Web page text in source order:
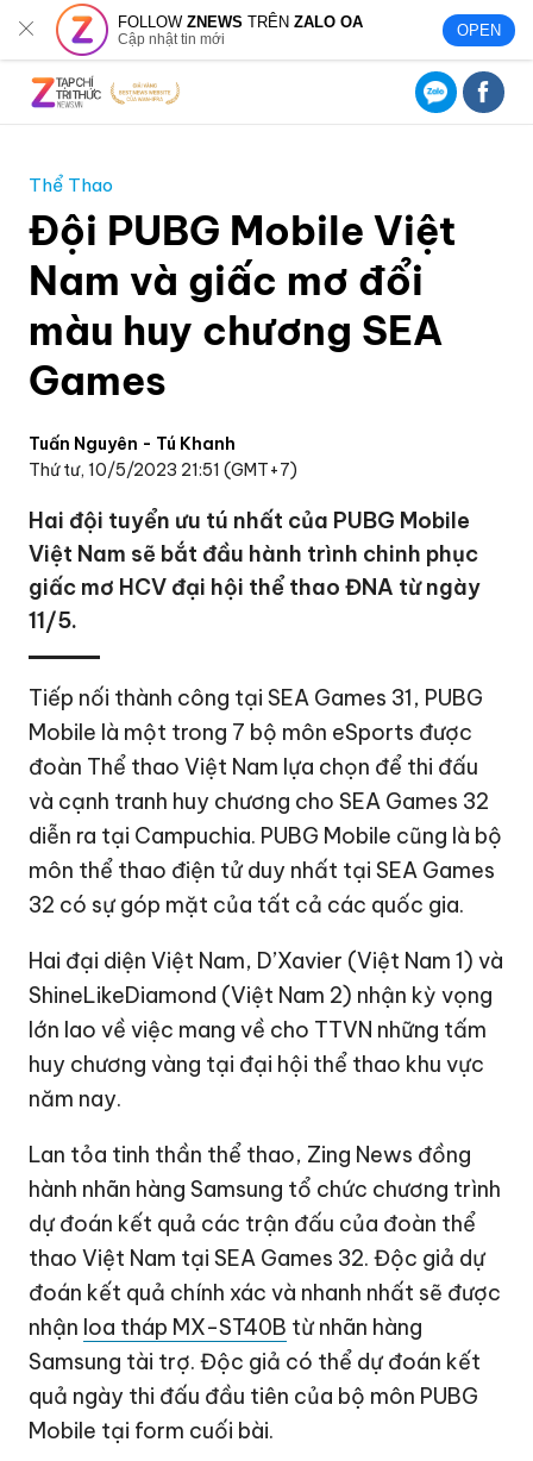
FOLLOWZNEWS TRÊNZALO OA
Cập nhật tin mới OPEN
Thể Thao
Đội PUBG Mobile Việt
Nam và giấc mơ đổi
màu huy chương SEA
Games
Tuấn Nguyên - Tú Khanh
Thứ tư, 10/5/2023 21:51 (GMT+7)
Hai đội tuyển ưu tú nhất của PUBG Mobile
Việt Nam sẽ bắt đầu hành trình chinh phục
giấc mơ HCV đại hội thể thao ĐNA từ ngày
11/5.
Tiếp nối thành công tại SEA Games 31, PUBG
Mobile là một trong 7 bộ môn eSports được
đoàn Thể thao Việt Nam lựa chọn để thi đấu
và cạnh tranh huy chương cho SEA Games 32
diễn ra tại Campuchia. PUBG Mobile cũng là bộ
môn thể thao điện tử duy nhất tại SEA Games
32 có sự góp mặt của tất cả các quốc gia.
Hai đại diện Việt Nam, D’Xavier (Việt Nam 1) và
ShineLikeDiamond (Việt Nam 2) nhận kỳ vọng
lớn lao về việc mang về cho TTVN những tấm
huy chương vàng tại đại hội thể thao khu vực
năm nay.
Lan tỏa tinh thần thể thao, Zing News đồng
hành nhãn hàng Samsung tổ chức chương trình
dự đoán kết quả các trận đấu của đoàn thể
thao Việt Nam tại SEA Games 32. Độc giả dự
đoán kết quả chính xác và nhanh nhất sẽ được
nhận loa tháp MX-ST40B từ nhãn hàng
Samsung tài trợ. Độc giả có thể dự đoán kết
quả ngày thi đấu đầu tiên của bộ môn PUBG
Mobile tại form cuối bài.